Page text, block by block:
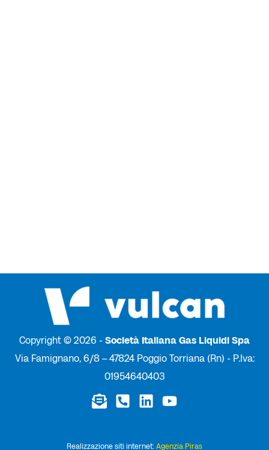
Copyright © 2026 - Società Italiana Gas Liquidi Spa
Via Famignano, 6/8 – 47824 Poggio Torriana (Rn) - P.Iva:
01954640403
Realizzazione siti internet: Agenzia Piras